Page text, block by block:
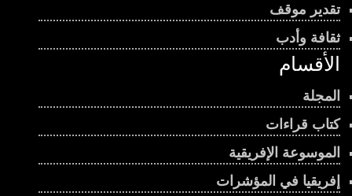
تقدير موقف
ثقافة وأدب
الأقسام
المجلة
كتاب قراءات
الموسوعة الإفريقية
إفريقيا في المؤشرات